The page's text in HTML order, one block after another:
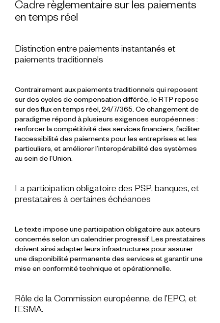
Cadre règlementaire sur les paiements
en temps réel
Distinction entre paiements instantanés et
paiements traditionnels
Contrairement auxpaiements traditionnels qui reposent
sur des cycles de compensation différée, le RTP repose
sur des fluxen temps réel, 24/7/365. Ce changement de
paradigme répond à plusieurs exigences européennes :
renforcer lacompétitivité des services financiers, faciliter
l’accessibilité des paiements pour les entreprises et les
particuliers, et améliorer l’interopérabilité des systèmes
au sein de l’Union.
La participation obligatoire des PSP, banques, et
prestataires à certaines échéances
Le texte impose une participation obligatoire aux acteurs
concernés selon un calendrier progressif. Les prestataires
doivent ainsi adapter leurs infrastructures pour assurer
une disponibilité permanente des services et garantir une
mise en conformitétechnique et opérationnelle.
Rôle de la Commission européenne, de l’EPC, et
l’ESMA.